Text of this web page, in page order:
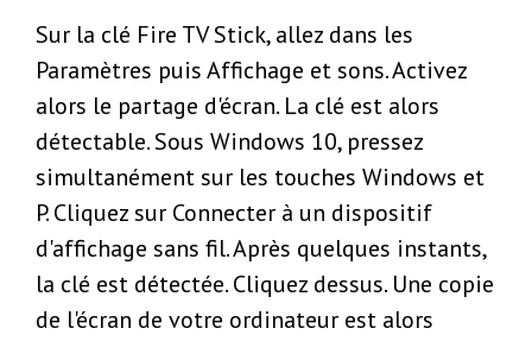
Sur la clé Fire TV Stick, allez dans les
Paramètres puis Affichage et sons. Activez
alors le partage d'écran. La clé est alors
détectable. Sous Windows 10, pressez
simultanément sur les touches Windows et
P. Cliquez sur Connecter à un dispositif
d'affichage sans fil. Après quelques instants,
la clé est détectée. Cliquez dessus. Une copie
de l'écran de votre ordinateur est alors